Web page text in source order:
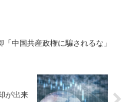
「中国共産政権に騙されるな」
が出来